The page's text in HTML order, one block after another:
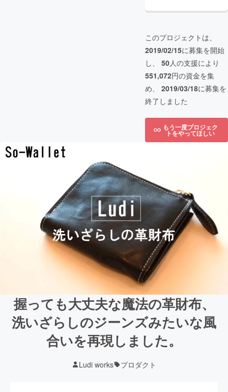
このプロジェクトは、
2019/02/15に募集を開始
し、 50人の支援により
551,072円の資金を集
め、 2019/03/18に募集を
終了しました
もう一度プロジェク
トをやってほしい
握っても大丈夫な魔法の革財布、
洗いざらしのジーンズみたいな風
合いを再現しました。
Ludi works プロダクト